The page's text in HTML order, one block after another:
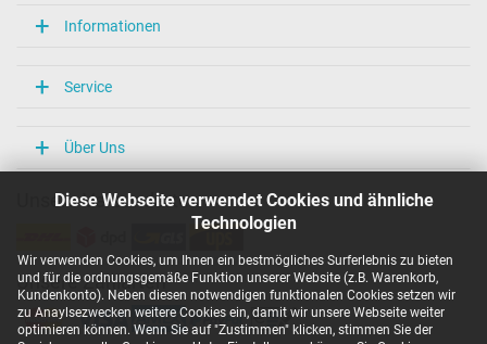
Diese Webseite verwendet Cookies und ähnliche
Technologien
Wir verwenden Cookies, um Ihnen ein bestmögliches Surferlebnis zu bieten
und für die ordnungsgemäße Funktion unserer Website (z.B. Warenkorb,
Kundenkonto). Neben diesen notwendigen funktionalen Cookies setzen wir
zu Anaylsezwecken weitere Cookies ein, damit wir unsere Webseite weiter
optimieren können. Wenn Sie auf "Zustimmen" klicken, stimmen Sie der
Überlast-, kurzschluss- und überhitzungsgeschützt
CCC
UKCA
Sind Sie auf der Suche nach einem
hochwertigen und preiswerten Ersatznetzteil
für Ihren Laptop?
Setzen Sie auf Qualität und Zuverlässigkeit des
Weltmarktführers – Entscheiden Sie sich für Netzteile des
Herstellers DELTA!Ihre Vorteile: Vertrauen:Delta Electronics
Informationen
Service
Über Uns
Unsere Versandarten
Unsere Zahlarten